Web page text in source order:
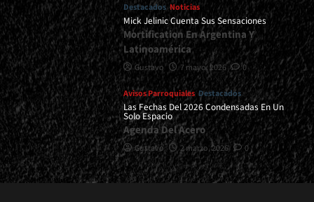
Destacados Noticias
Mick Jelinic Cuenta Sus Sensaciones
Mortification En Argentina Y
Latinoamérica
Gustavo 7 mayo, 2026 0
Avisos Parroquiales Destacados
Las Fechas Del 2026 Condensadas En Un
Solo Espacio
Agenda Del Acero
Gustavo 2 marzo, 2026 0